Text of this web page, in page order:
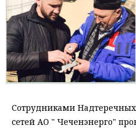
Сотрудниками
сетей АО " Чеченэнерго"